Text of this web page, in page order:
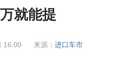
就能提
16:00 来源： 进口车市